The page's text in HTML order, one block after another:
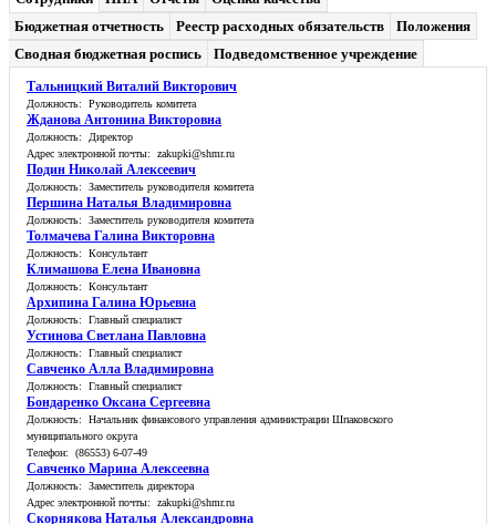
Бюджетная отчетность
Реестр расходных обязательств
Положения
Сводная бюджетная роспись
Подведомственное учреждение
Тальницкий Виталий Викторович
Должность: Руководитель комитета
Жданова Антонина Викторовна
Должность: Директор
Адрес электронной почты: zakupki@shmr.ru
Подин Николай Алексеевич
Должность: Заместитель руководителя комитета
Першина Наталья Владимировна
Должность: Заместитель руководителя комитета
Толмачева Галина Викторовна
Должность: Консультант
Климашова Елена Ивановна
Должность: Консультант
Архипина Галина Юрьевна
Должность: Главный специалист
Устинова Светлана Павловна
Должность: Главный специалист
Савченко Алла Владимировна
Должность: Главный специалист
Бондаренко Оксана Сергеевна
Должность: Начальник финансового управления администрации Шпаковского
муниципального округа
Телефон: (86553) 6-07-49
Савченко Марина Алексеевна
Должность: Заместитель директора
Адрес электронной почты: zakupki@shmr.ru
Скорнякова Наталья Александровна